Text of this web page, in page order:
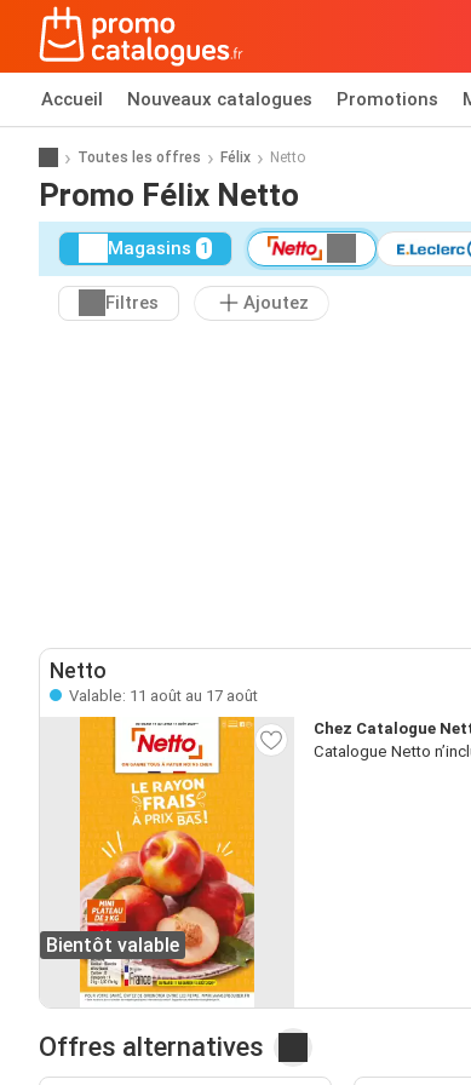
Accueil Nouveaux catalogues Promotions
Toutes les offres Félix Netto
Promo Félix Netto
Magasins 1
Filtres Ajoutez
Netto
Valable: 11 août au 17 août
Bientôt valable
Chez Catalogue
Catalogue Netto
Offres alternatives